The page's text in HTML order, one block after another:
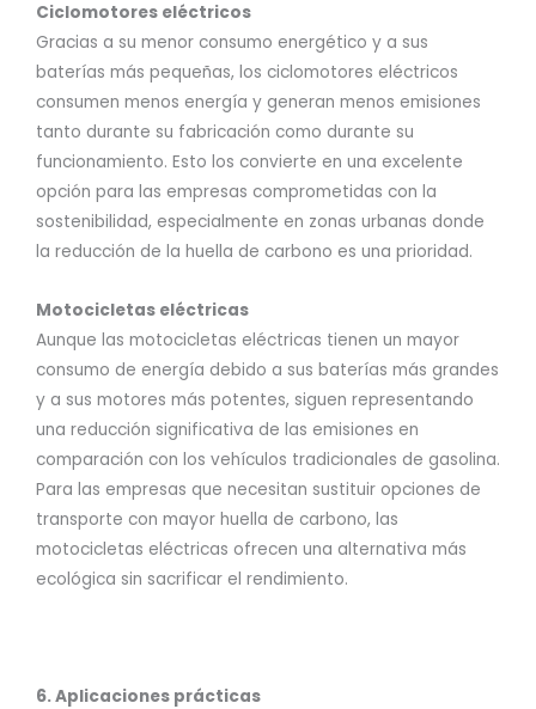
Ciclomotores eléctricos
Gracias a su menor consumo energético y a sus
baterías más pequeñas, los ciclomotores eléctricos
consumen menos energía y generan menos emisiones
tanto durante su fabricación como durante su
funcionamiento. Esto los convierte en una excelente
opción para las empresas comprometidas con la
sostenibilidad, especialmente en zonas urbanas donde
la reducción de la huella de carbono es una prioridad.
Motocicletas eléctricas
Aunque las motocicletas eléctricas tienen un mayor
consumo de energía debido a sus baterías más grandes
y a sus motores más potentes, siguen representando
una reducción significativa de las emisiones en
comparación con los vehículos tradicionales de gasolina.
Para las empresas que necesitan sustituir opciones de
transporte con mayor huella de carbono, las
motocicletas eléctricas ofrecen una alternativa más
ecológica sin sacrificar el rendimiento.
6. Aplicaciones prácticas